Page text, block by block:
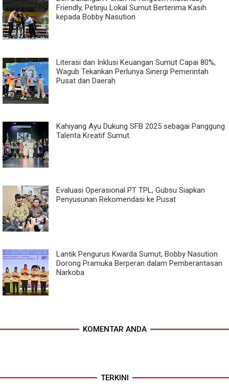
Friendly, Petinju Lokal Sumut Berterima Kasih
kepada Bobby Nasution
Literasi dan Inklusi Keuangan Sumut Capai 80%,
Wagub Tekankan Perlunya Sinergi Pemerintah
Pusat dan Daerah
Kahiyang Ayu Dukung SFB 2025 sebagai Panggung
Talenta Kreatif Sumut
Evaluasi Operasional PT TPL, Gubsu Siapkan
Penyusunan Rekomendasi ke Pusat
Lantik Pengurus Kwarda Sumut, Bobby Nasution
Dorong Pramuka Berperan dalam Pemberantasan
Narkoba
KOMENTAR ANDA
TERKINI